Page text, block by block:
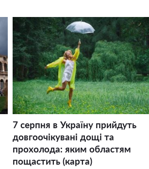
7 серпня в Україну прийдуть
довгоочікувані дощі та
прохолода: яким областям
пощастить (карта)